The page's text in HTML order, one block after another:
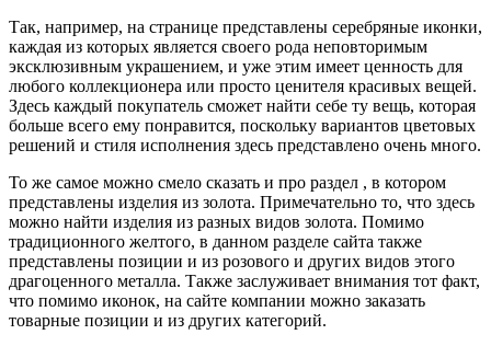
Так, например, на странице представлены серебряные иконки,
каждая из которых является своего рода неповторимым
эксклюзивным украшением, и уже этим имеет ценность для
любого коллекционера или просто ценителя красивых вещей.
Здесь каждый покупатель сможет найти себе ту вещь, которая
больше всего ему понравится, поскольку вариантов цветовых
решений и стиля исполнения здесь представлено очень много.
То же самое можно смело сказать и про раздел , в котором
представлены изделия из золота. Примечательно то, что здесь
можно найти изделия из разных видов золота. Помимо
традиционного желтого, в данном разделе сайта также
представлены позиции и из розового и других видов этого
драгоценного металла. Также заслуживает внимания тот факт,
что помимо иконок, на сайте компании можно заказать
товарные позиции и из других категорий.